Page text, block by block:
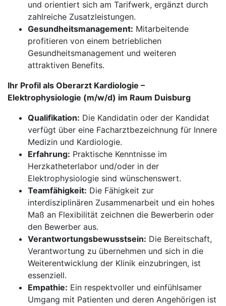
und orientiert sich am Tarifwerk, ergänzt durch
zahlreiche Zusatzleistungen.
Gesundheitsmanagement: Mitarbeitende
profitieren von einem betrieblichen
Gesundheitsmanagement und weiteren
attraktiven Benefits.
Ihr Profil als Oberarzt Kardiologie –
Elektrophysiologie (m/w/d) im Raum Duisburg
Qualifikation: Die Kandidatin oder der Kandidat
verfügt über eine Facharztbezeichnung für Innere
Medizin und Kardiologie.
Erfahrung: Praktische Kenntnisse im
Herzkatheterlabor und/oder in der
Elektrophysiologie sind wünschenswert.
Teamfähigkeit: Die Fähigkeit zur
interdisziplinären Zusammenarbeit und ein hohes
Maß an Flexibilität zeichnen die Bewerberin oder
den Bewerber aus.
Verantwortungsbewusstsein: Die Bereitschaft,
Verantwortung zu übernehmen und sich in die
Weiterentwicklung der Klinik einzubringen, ist
essenziell.
Empathie: Ein respektvoller und einfühlsamer
Umgang mit Patienten und deren Angehörigen ist